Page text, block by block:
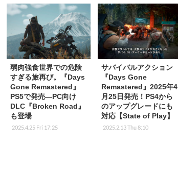
弱肉強食世界での危険
すぎる旅再び。『Days
Gone Remastered』
PS5で発売―PC向け
DLC『Broken Road』
も登場
2025.4.25 Fri 17:25
サバイバルアクション
『Days Gone
Remastered』2025年4
月25日発売！PS4から
のアップグレードにも
対応【State of Play】
2025.2.13 Thu 8:10